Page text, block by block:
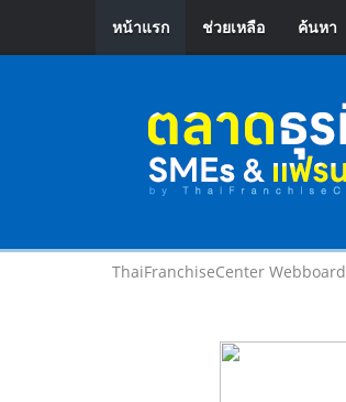
หน้าแรก ช่วยเหลือ ค้นหา
ThaiFranchiseCenter Webboard